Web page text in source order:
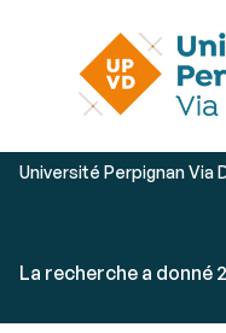
Vous
Université Perpignan Via
par
clés
La recherche a donné